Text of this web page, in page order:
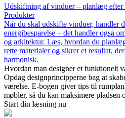
Udskiftning af vinduer – planlæg efter
Produkter
Når du skal udskifte vinduer, handler
energibesparelse – det handler også
og arkitektur. Læs, hvordan du
rette materialer og sikrer et resultat,
harmonisk.
Hvordan man designer et funktionelt
Opdag designprincipperne bag at
værelse. E-bogen giver tips til
møbler, så du kan maksimere
Start din læsning nu